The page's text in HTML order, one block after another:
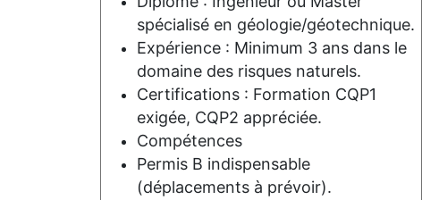
spécialisé en géologie/géotechnique.
Expérience : Minimum 3 ans dans le
domaine des risques naturels.
Certifications : Formation CQP1
exigée, CQP2 appréciée.
Compétences
Permis B indispensable
(déplacements à prévoir).